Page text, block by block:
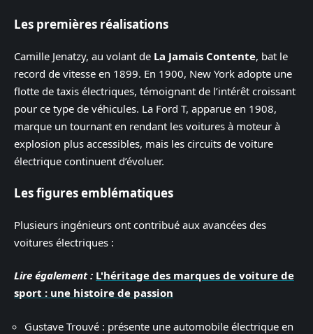
Les premières réalisations
Camille Jenatzy, au volant de La Jamais Contente, bat le
record de vitesse en 1899. En 1900, New York adopte une
flotte de taxis électriques, témoignant de l’intérêt croissant
pour ce type de véhicules. La Ford T, apparue en 1908,
marque un tournant en rendant les voitures à moteur à
explosion plus accessibles, mais les circuits de voiture
électrique continuent d’évoluer.
Les figures emblématiques
Plusieurs ingénieurs ont contribué aux avancées des
voitures électriques :
Lire également : L'héritage des marques de voiture de
sport : une histoire de passion
Gustave Trouvé : présente une automobile électrique en